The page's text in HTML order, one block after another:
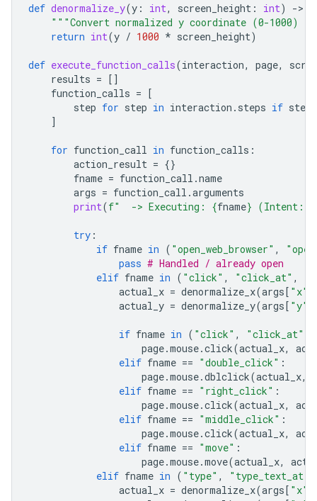
def denormalize_y(y : int, screen_height : int) ->
"""Convert normalized y coordinate (0-1000)
return int(y / 1000 * screen_height)
def execute_function_calls(interaction, page,
results = []
function_calls = [
step for step in interaction . steps if step
]
for function_call in function_calls :
action_result = {}
fname = function_call .name
args = function_call .arguments
print(f"  -> Executing: {fname} (Intent:
try :
if fname in ( "open_web_browser" ,
pass # Handled / already open
elif fname in ( "click" , "click_at" ,
actual_x = denormalize_x(args[ "x"
actual_y = denormalize_y(args[ "y"
if fname in ( "click" , "click_at"
page.mouse.click(actual_x,
elif fname == "double_click" :
page.mouse.dblclick(actual_x,
elif fname == "right_click" :
page.mouse.click(actual_x,
elif fname == "middle_click" :
page.mouse.click(actual_x,
elif fname == "move" :
page.mouse.move(actual_x,
elif fname in ( "type" , "type_text_at"
actual_x = denormalize_x(args[ "x"